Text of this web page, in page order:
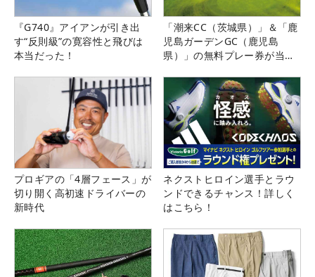
『G740』アイアンが引き出
す“反則級”の寛容性と飛びは
本当だった！
「潮来CC（茨城県）」＆「鹿
児島ガーデンGC（鹿児島
県）」の無料プレー券が当た
プロギアの「4層フェース」が
切り開く高初速ドライバーの
新時代
ネクストヒロイン選手とラウ
ンドできるチャンス！詳しく
はこちら！